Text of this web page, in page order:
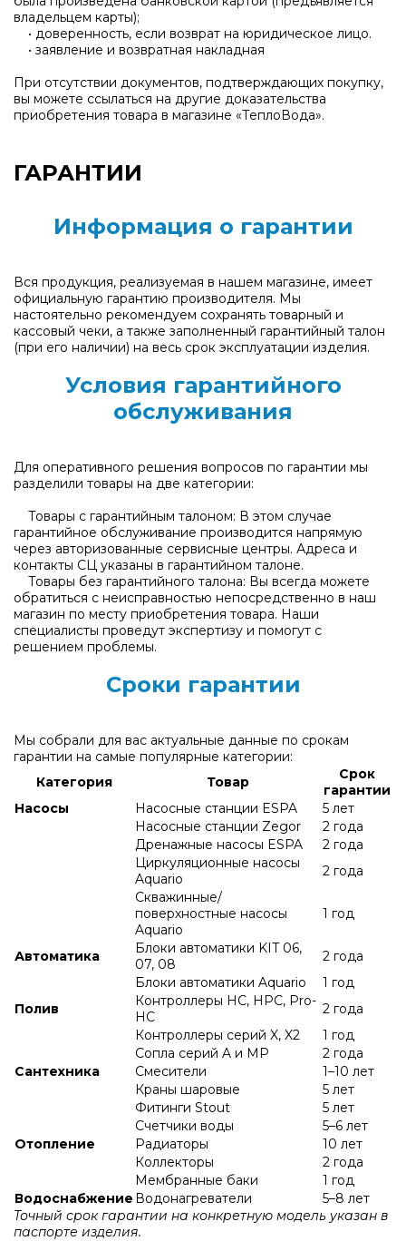
владельцем карты);
• доверенность, если возврат на юридическое лицо.
• заявление и возвратная накладная
При отсутствии документов, подтверждающих покупку,
вы можете ссылаться на другие доказательства
приобретения товара в магазине «ТеплоВода».
ГАРАНТИИ
Информация о гарантии
Вся продукция, реализуемая в нашем магазине, имеет
официальную гарантию производителя. Мы
настоятельно рекомендуем сохранять товарный и
кассовый чеки, а также заполненный гарантийный талон
(при его наличии) на весь срок эксплуатации изделия.
Условия гарантийного
обслуживания
Для оперативного решения вопросов по гарантии мы
разделили товары на две категории:
Товары с гарантийным талоном: В этом случае
гарантийное обслуживание производится напрямую
через авторизованные сервисные центры. Адреса и
контакты СЦ указаны в гарантийном талоне.
Товары без гарантийного талона: Вы всегда можете
обратиться с неисправностью непосредственно в наш
магазин по месту приобретения товара. Наши
специалисты проведут экспертизу и помогут с
решением проблемы.
Сроки гарантии
Мы собрали для вас актуальные данные по срокам
гарантии на самые популярные категории:
Категория
Товар
Срок
гарантии
Насосы
Насосные станции ESPA
5 лет
Насосные станции Zegor
2 года
Дренажные насосы ESPA
2 года
Циркуляционные насосы
Aquario
2 года
Скважинные/
поверхностные насосы
Aquario
1 год
Автоматика
Блоки автоматики KIT 06,
07, 08
2 года
Блоки автоматики Aquario
1 год
Полив
Контроллеры HC, HPC, Pro-
HC
2 года
Контроллеры серий X, X2
1 год
Сопла серий A и МР
2 года
Сантехника
Смесители
1–10 лет
Краны шаровые
5 лет
Фитинги Stout
5 лет
Счетчики воды
5–6 лет
Отопление
Радиаторы
10 лет
Коллекторы
2 года
Мембранные баки
1 год
Водоснабжение Водонагреватели
5–8 лет
Точный срок гарантии на конкретную модель указан в
паспорте изделия.